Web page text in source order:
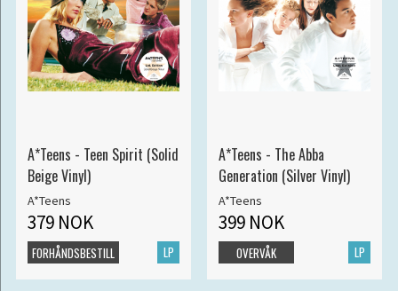
A*Teens - Teen Spirit (Solid
Beige Vinyl)
A*Teens
379 NOK
LP
FORHÅNDSBESTILL
A*Teens - The Abba
Generation (Silver Vinyl)
A*Teens
399 NOK
LP
OVERVÅK